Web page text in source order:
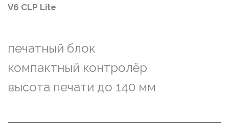
V6 CLP Lite
печатный блок
компактный контролёр
высота печати до 140 мм